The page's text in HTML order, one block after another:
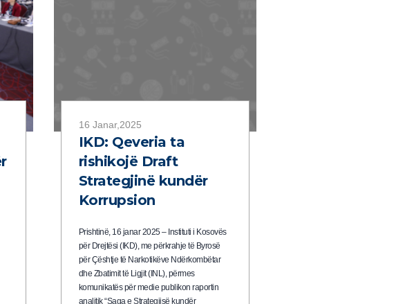
16 Janar,2025
IKD: Qeveria ta
rishikojë Draft
Strategjinë kundër
Korrupsion
Prishtinë, 16 janar 2025 – Instituti i Kosovës
për Drejtësi (IKD), me përkrahje të Byrosë
për Çështje të Narkotikëve Ndërkombëtar
dhe Zbatimit të Ligjit (INL), përmes
komunikatës për medie publikon raportin
analitik “Saga e Strategjisë kundër